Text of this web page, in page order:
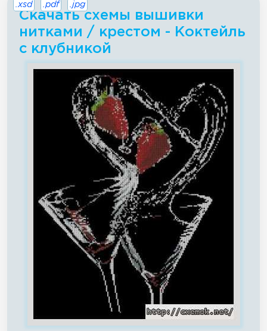
Скачать схемы вышивки
нитками / крестом - Коктейль
с клубникой
.xsd .pdf .jpg